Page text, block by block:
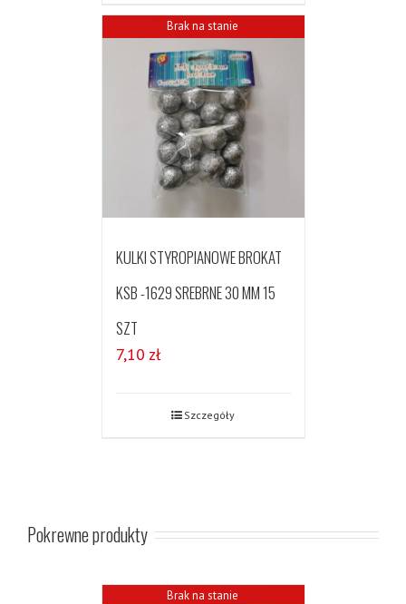
Brak na stanie
KULKI STYROPIANOWE BROKAT
KSB -1629 SREBRNE 30 MM 15
SZT
7,10 zł
Szczegóły
Pokrewne produkty
Brak na stanie